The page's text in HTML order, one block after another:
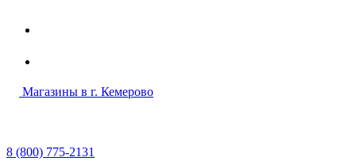
Магазины в г. Кемерово
8 (800) 775-2131